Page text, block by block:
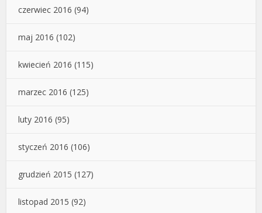
czerwiec 2016 (94)
maj 2016 (102)
kwiecień 2016 (115)
marzec 2016 (125)
luty 2016 (95)
styczeń 2016 (106)
grudzień 2015 (127)
listopad 2015 (92)